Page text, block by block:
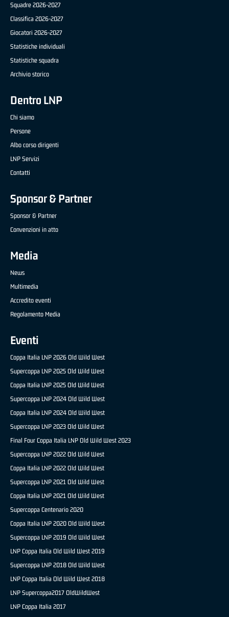
Squadre 2026-2027
Classifica 2026-2027
Giocatori 2026-2027
Statistiche individuali
Statistiche squadra
Archivio storico
Dentro LNP
Chi siamo
Persone
Albo corso dirigenti
LNP Servizi
Contatti
Sponsor & Partner
Sponsor & Partner
Convenzioni in atto
Media
News
Multimedia
Accredito eventi
Regolamento Media
Eventi
Coppa Italia LNP 2026 Old Wild West
Supercoppa LNP 2025 Old Wild West
Coppa Italia LNP 2025 Old Wild West
Supercoppa LNP 2024 Old Wild West
Coppa Italia LNP 2024 Old Wild West
Supercoppa LNP 2023 Old Wild West
Final Four Coppa Italia LNP Old Wild West 2023
Supercoppa LNP 2022 Old Wild West
Coppa Italia LNP 2022 Old Wild West
Supercoppa LNP 2021 Old Wild West
Coppa Italia LNP 2021 Old Wild West
Supercoppa Centenario 2020
Coppa Italia LNP 2020 Old Wild West
Supercoppa LNP 2019 Old Wild West
LNP Coppa Italia Old Wild West 2019
Supercoppa LNP 2018 Old Wild West
LNP Coppa Italia Old Wild West 2018
LNP Supercoppa2017 OldWildWest
LNP Coppa Italia 2017